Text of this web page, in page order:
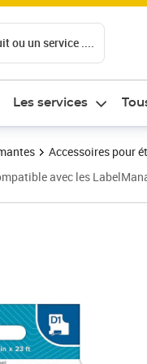
ou un service ....
Les services
Accessoires pour
avec les